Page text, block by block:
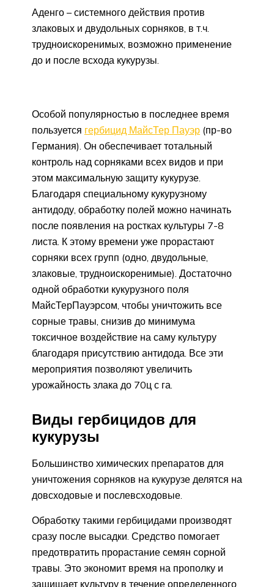
Аденго – системного действия против
злаковых и двудольных сорняков, в т.ч.
трудноискоренимых, возможно применение
до и после всхода кукурузы.
Особой популярностью в последнее время
пользуется гербицид МайсТер Пауэр (пр-во
Германия). Он обеспечивает тотальный
контроль над сорняками всех видов и при
этом максимальную защиту кукурузе.
Благодаря специальному кукурузному
антидоду, обработку полей можно начинать
после появления на ростках культуры 7-8
листа. К этому времени уже прорастают
сорняки всех групп (одно, двудольные,
злаковые, трудноискоренимые). Достаточно
одной обработки кукурузного поля
МайсТерПауэрсом, чтобы уничтожить все
сорные травы, снизив до минимума
токсичное воздействие на саму культуру
благодаря присутствию антидода. Все эти
мероприятия позволяют увеличить
урожайность злака до 70ц с га.
Виды гербицидов для
кукурузы
Большинство химических препаратов для
уничтожения сорняков на кукурузе делятся на
довсходовые и послевсходовые.
Обработку такими гербицидами производят
сразу после высадки. Средство помогает
предотвратить прорастание семян сорной
травы. Это экономит время на прополку и
защищает культуру в течение определенного